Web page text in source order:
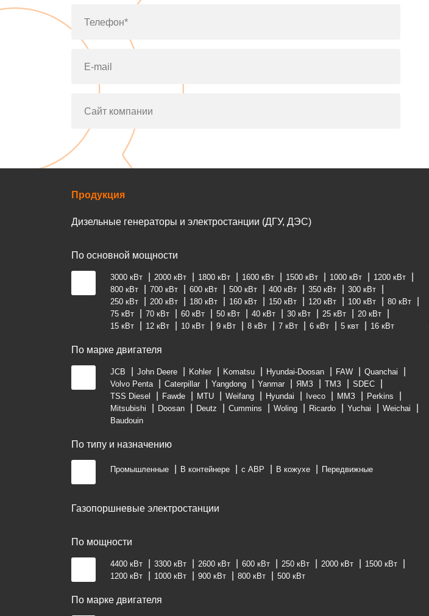
Телефон*
E-mail
Сайт компании
Продукция
Дизельные генераторы и электростанции (ДГУ, ДЭС)
По основной мощности
3000 кВт 2000 кВт 1800 кВт 1600 кВт 1500 кВт 1000 кВт
1200 кВт
800 кВт
700 кВт 600 кВт 500 кВт 400 кВт 350 кВт
300 кВт
250 кВт
200 кВт 180 кВт 160 кВт 150 кВт 120 кВт 100 кВт
80 кВт
75 кВт
70 кВт 60 кВт 50 кВт 40 кВт 30 кВт 25 кВт
20 кВт
15 кВт
12 кВт 10 кВт 9 кВт 8 кВт 7 кВт 6 кВт 5 квт 16 кВт
По марке двигателя
JCB John Deere Kohler Komatsu Hyundai-Doosan FAW
Quanchai
Volvo Penta
Caterpillar Yangdong Yanmar ЯМЗ ТМЗ
SDEC
TSS Diesel
Fawde MTU Weifang Hyundai Iveco ММЗ
Perkins
Mitsubishi
Doosan Deutz Cummins Woling Ricardo Yuchai
Weichai
Baudouin
По типу и назначению
Промышленные В контейнере с АВР В кожухе Передвижные
Газопоршневые электростанции
По мощности
4400 кВт 3300 кВт 2600 кВт 600 кВт 250 кВт 2000 кВт
1500 кВт
1200 кВт
1000 кВт 900 кВт 800 кВт 500 кВт
По марке двигателя